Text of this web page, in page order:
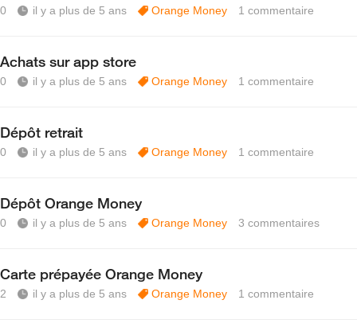
0 il y a plus de 5 ans Orange Money 1 commentaire
Achats sur app store
0 il y a plus de 5 ans Orange Money 1 commentaire
Dépôt retrait
0 il y a plus de 5 ans Orange Money 1 commentaire
Dépôt Orange Money
0 il y a plus de 5 ans Orange Money 3 commentaires
Carte prépayée Orange Money
2 il y a plus de 5 ans Orange Money 1 commentaire